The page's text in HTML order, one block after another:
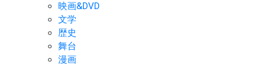
映画&DVD
文学
歴史
舞台
漫画